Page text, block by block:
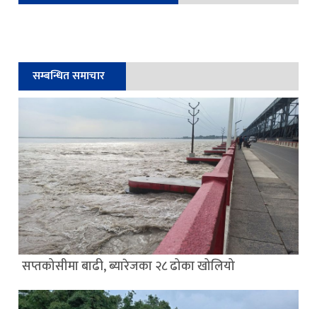
सम्बन्धित समाचार
सप्तकोसीमा बाढी, ब्यारेजका २८ ढोका खोलियो